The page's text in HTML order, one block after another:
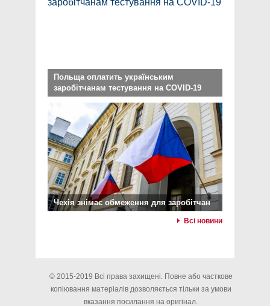
Польща оплатить українським
заробітчанам тестування на COVID-19
Чехія знімає обмеження для заробітчан
Всі новини
© 2015-2019 Всі права захищені. Повне або часткове
копіювання матеріалів дозволяється тільки за умови
вказання посилання на оригінал.